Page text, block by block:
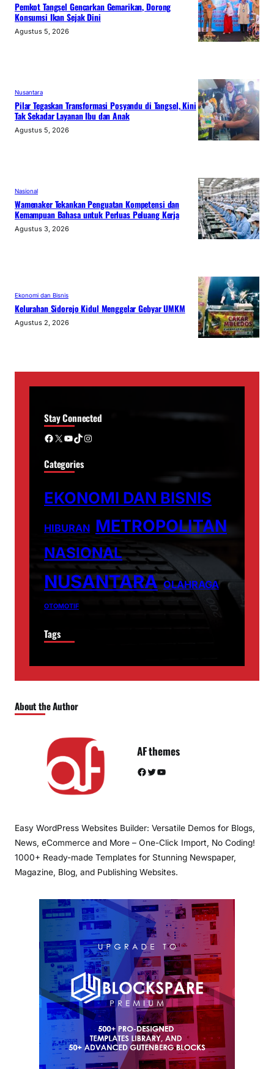
Pemkot Tangsel Gencarkan Gemarikan, Dorong
Konsumsi Ikan Sejak Dini
Agustus 5, 2026
Nusantara
Pilar Tegaskan Transformasi Posyandu di Tangsel, Kini
Tak Sekadar Layanan Ibu dan Anak
Agustus 5, 2026
Nasional
Wamenaker Tekankan Penguatan Kompetensi dan
Kemampuan Bahasa untuk Perluas Peluang Kerja
Agustus 3, 2026
Ekonomi dan Bisnis
Kelurahan Sidorejo Kidul Menggelar Gebyar UMKM
Agustus 2, 2026
Stay Connected
Facebook X YouTube TikTok Instagram
Categories
EKONOMI DAN BISNIS
HIBURAN METROPOLITAN
NASIONAL
NUSANTARA OLAHRAGA
OTOMOTIF
Tags
About the Author
AF themes
Facebook Twitter YouTube
Easy WordPress Websites Builder: Versatile Demos for Blogs,
News, eCommerce and More – One-Click Import, No Coding!
1000+ Ready-made Templates for Stunning Newspaper,
Magazine, Blog, and Publishing Websites.